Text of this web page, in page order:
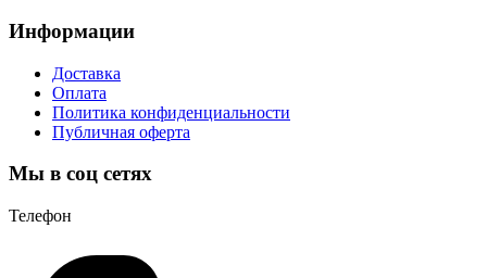
Информации
Доставка
Оплата
Политика конфиденциальности
Публичная оферта
Мы в соц сетях
Телефон